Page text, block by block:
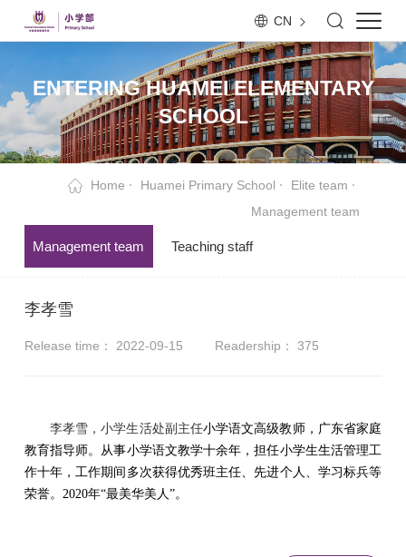
CN
ENTERING HUAMEI ELEMENTARY
SCHOOL
Management team Teaching staff
Home Huamei Primary School
Elite team
Management team
李孝雪
Release time： 2022-09-15 Readership：375
李孝雪，小学生活处副主任小学语文高级教师，广东省家庭
教育指导师。从事小学语文教学十余年，担任小学生生活管理工
作十年，工作期间多次获得优秀班主任、先进个人、学习标兵等
荣誉。2020年“最美华美人”。